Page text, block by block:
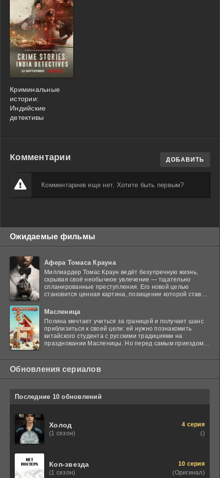
Криминальные
истории:
Индийские
детективы
Комментарии ДОБАВИТЬ
Комментариев еще нет. Хотите быть первым?
Ожидаемые фильмы
Афера Томаса Крауна
Миллиардер Томас Краун ведёт безупречную жизнь,
скрывая своё необычное увлечение — тщательно
спланированные преступления. Его новой целью
становится ценная картина, похищение которой ставит
Масленица
Полина мечтает учиться за границей и получает шанс
приблизиться к своей цели: ей нужно познакомить
китайского студента с русскими традициями на
праздновании Масленицы. Но перед самым приездом
Обновления сериалов
Последние 10 обновлений
Холод
(1 сезон)
4 серия
()
Коп-звезда
(1 сезон)
10 серия
(Оригинал)